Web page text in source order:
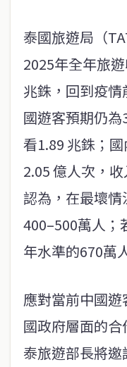
泰國旅遊局（
2025年全年旅
兆銖，回到疫
國遊客預期仍
看1.89 兆銖；
2.05 億人次，
認為，在最壞
400–500萬人；
年水準的670萬
應對當前中國
國政府層面的合
泰旅遊部長將邀